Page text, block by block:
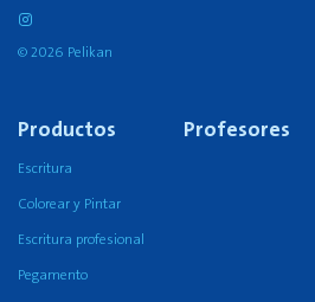
© 2026 Pelikan
Productos
Escritura
Colorear y Pintar
Escritura profesional
Pegamento
Profesores